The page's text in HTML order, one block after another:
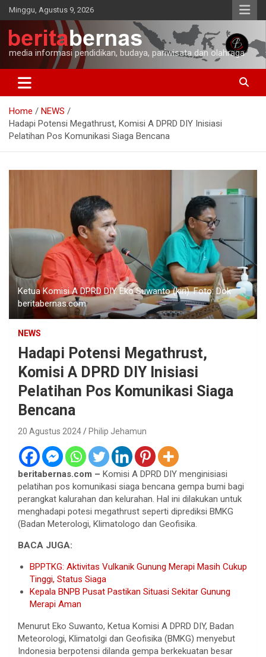
Skip
to
content
Minggu, Agustus 9, 2026
media informasi pendidikan, budaya, pariwisata dan olahraga
Home
NEWS
Hadapi Potensi Megathrust, Komisi A DPRD DIY Inisiasi
Pelatihan Pos Komunikasi Siaga Bencana
Ketua Komisi A DPRD DIY Eko Suwanto (kiri). Foto: Dok
beritabernas.com
NEWS
Hadapi Potensi Megathrust,
Komisi A DPRD DIY Inisiasi
Pelatihan Pos Komunikasi Siaga
Bencana
20 Agustus 2024 Philip Jehamun
beritabernas.com – Komisi A DPRD DIY menginisiasi
pelatihan pos komunikasi siaga bencana gempa bumi bagi
perangkat kalurahan dan kelurahan. Hal ini dilakukan untuk
menghadapi potesi megathrust seperti diprediksi BMKG
(Badan Meterologi, Klimatologo dan Geofisika.
BACA JUGA:
BPPTKG: Aktivitas Vulkanik Gunung Merapi Masih Cukup
Tinggi, Status Siaga
Kepala BNPB Pusat Pastikan Situasi Sekitar Gunung
Merapi Aman
Menurut Eko Suwanto, Ketua Komisi A DPRD DIY, Badan
Meteorologi, Klimatolgi dan Geofisika (BMKG) menyebut
Indonesia berpotensi dilanda gempa berkekuatan besar